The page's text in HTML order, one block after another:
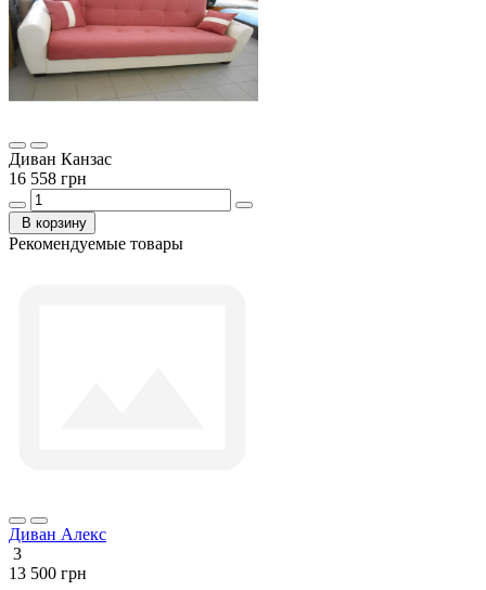
Диван Канзас
16 558 грн
В корзину
Рекомендуемые товары
Диван Алекс
3
13 500 грн